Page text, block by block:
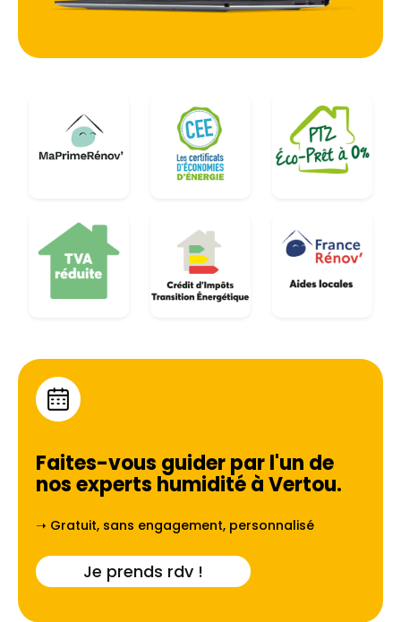
Faites-vous guider par l'un de
nos experts humidité àVertou.
➝ Gratuit, sans engagement, personnalisé
Je prends rdv !